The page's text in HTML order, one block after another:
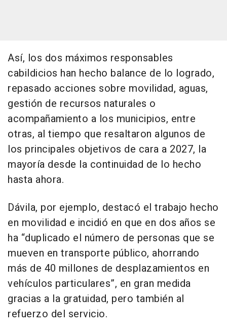
Así, los dos máximos responsables
cabildicios han hecho balance de lo logrado,
repasado acciones sobre movilidad, aguas,
gestión de recursos naturales o
acompañamiento a los municipios, entre
otras, al tiempo que resaltaron algunos de
los principales objetivos de cara a 2027, la
mayoría desde la continuidad de lo hecho
hasta ahora.
Dávila, por ejemplo, destacó el trabajo hecho
en movilidad e incidió en que en dos años se
ha “duplicado el número de personas que se
mueven en transporte público, ahorrando
más de 40 millones de desplazamientos en
vehículos particulares”, en gran medida
gracias a la gratuidad, pero también al
refuerzo del servicio.